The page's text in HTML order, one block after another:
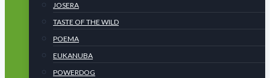
JOSERA
TASTE OF THE WILD
POEMA
EUKANUBA
POWERDOG